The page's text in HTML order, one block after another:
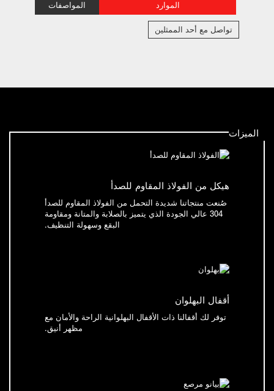
الموارد
المواصفات
تواصل مع أحد الممثلين
الميزات
هيكل من الفولاذ المقاوم للصدأ
صُنعت منتجاتنا شديدة التحمل من الفولاذ المقاوم للصدأ
304 عالي الجودة الذي يتميز بالصلابة والمتانة ومقاومة
البقع وسهولة التنظيف.
أقفال البهلوان
توفر لك أقفالنا ذات الأقفال البهلوانية الراحة والأمان مع
مظهر أنيق.